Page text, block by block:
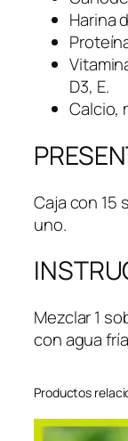
Harina
D3, E.
Calcio,
Caja con 15
uno.
Mezclar 1
con agua
Productos